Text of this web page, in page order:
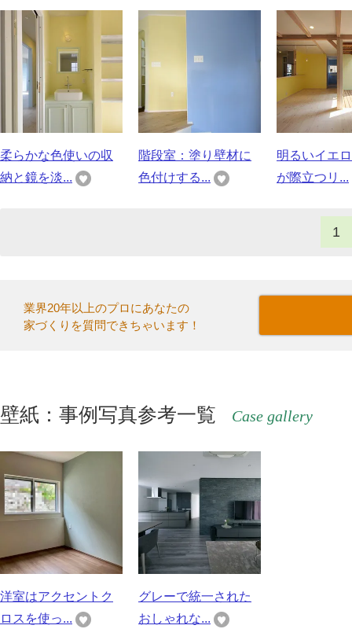
柔らかな色使いの収
納と鏡を淡...
階段室：塗り壁材に
色付けする...
明るいイエ
が際立つリ...
1
業界20年以上のプロにあなたの
家づくりを質問できちゃいます！
壁紙：事例写真参考一覧 Case gallery
洋室はアクセントク
ロスを使っ...
グレーで統一された
おしゃれな...